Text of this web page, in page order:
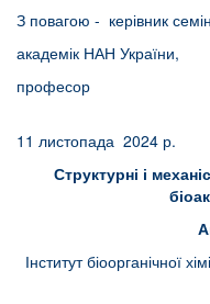
З повагою - керівник
академік НАН України,
професор
11 листопада 2024 р.
Структурні і
Інститут біоорганічної